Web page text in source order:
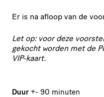
Er is na afloop van de
Let op: voor deze
gekocht worden met de
VIP-kaart.
Duur +- 90 minuten